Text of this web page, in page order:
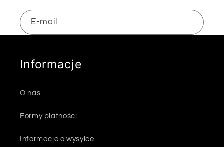
E-mail
Informacje
O nas
Formy płatności
Informacje o wysyłce